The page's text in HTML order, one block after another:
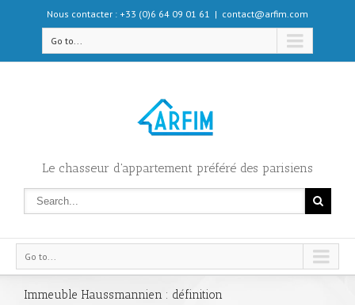
Nous contacter : +33 (0)6 64 09 01 61 | contact@arfim.com
Go to...
Le chasseur d'appartement préféré des parisiens
Go to...
Immeuble Haussmannien : définition